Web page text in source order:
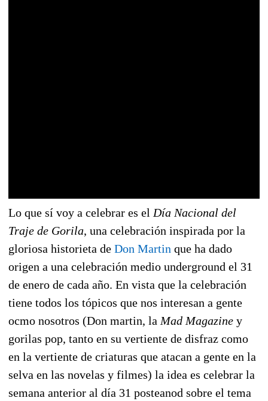
Lo que sí voy a celebrar es el Día Nacional del
Traje de Gorila, una celebración inspirada por la
gloriosa historieta de Don Martin que ha dado
origen a una celebración medio underground el 31
de enero de cada año. En vista que la celebración
tiene todos los tópicos que nos interesan a gente
ocmo nosotros (Don martin, la Mad Magazine y
gorilas pop, tanto en su vertiente de disfraz como
en la vertiente de criaturas que atacan a gente en la
selva en las novelas y filmes) la idea es celebrar la
semana anterior al día 31 posteanod sobre el tema